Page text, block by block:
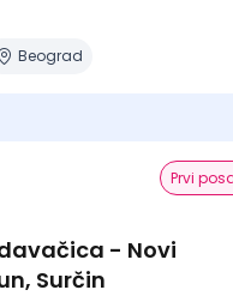
Beograd
Prvi
- Novi
Surčin